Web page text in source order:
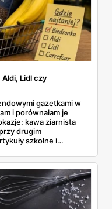
Lidl czy
gazetkami w
i porównałam je
kawa ziarnista
drugim
szkolne i
sobotę z aplikacją. Aldi
w skrócie:
świeże warzywa jedź